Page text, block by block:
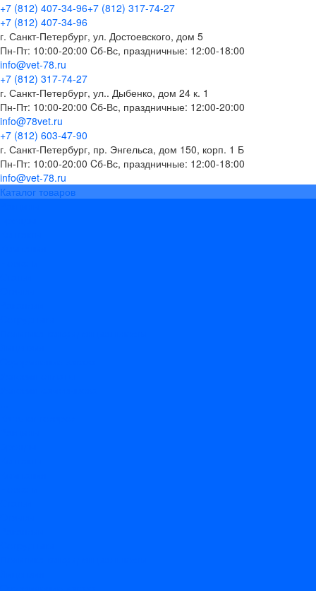
+7 (812) 407-34-96+7 (812) 317-74-27
+7 (812) 407-34-96
г. Санкт-Петербург, ул. Достоевского, дом 5
Пн-Пт: 10:00-20:00 Cб-Вс, праздничные: 12:00-18:00
info@vet-78.ru
+7 (812) 317-74-27
г. Санкт-Петербург, ул.. Дыбенко, дом 24 к. 1
Пн-Пт: 10:00-20:00 Cб-Вс, праздничные: 12:00-20:00
info@78vet.ru
+7 (812) 603-47-90
г. Санкт-Петербург, пр. Энгельса, дом 150, корп. 1 Б
Пн-Пт: 10:00-20:00 Cб-Вс, праздничные: 12:00-18:00
info@vet-78.ru
Каталог товаров